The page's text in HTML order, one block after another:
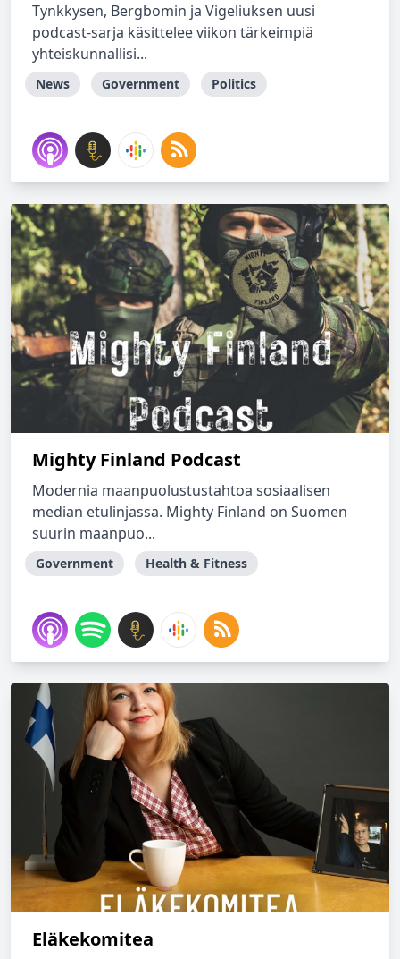
Tynkkysen, Bergbomin ja Vigeliuksen uusi
podcast-sarja käsittelee viikon tärkeimpiä
yhteiskunnallisi...
News Government Politics
Mighty Finland Podcast
Modernia maanpuolustustahtoa sosiaalisen
median etulinjassa. Mighty Finland on Suomen
suurin maanpuo...
Government Health & Fitness
Eläkekomitea